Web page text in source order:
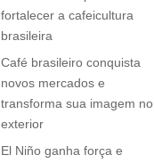
fortalecer a cafeicultura
brasileira
Café brasileiro conquista
novos mercados e
transforma sua imagem no
exterior
El Niño ganha força e